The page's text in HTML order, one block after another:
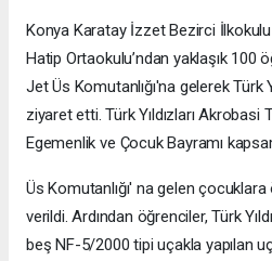
Konya Karatay İzzet Bezirci
Hatip Ortaokulu’ndan yaklaşık 100
Jet Üs Komutanlığı'na gelerek Türk
ziyaret etti. Türk Yıldızları Akrobasi
Egemenlik ve Çocuk Bayramı
Üs Komutanlığı' na gelen
verildi. Ardından öğrenciler, Türk
beş NF-5/2000 tipi uçakla yapılan